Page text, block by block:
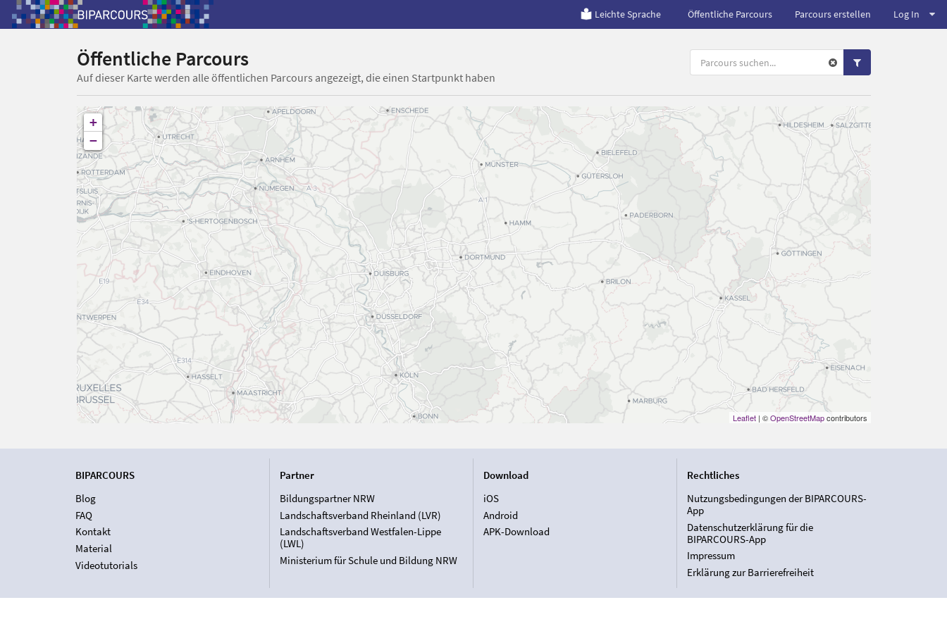
Leichte Sprache Öffentliche Parcours Parcours erstellen Log In
Öffentliche Parcours
Auf dieser Karte werden alle öffentlichen Parcours angezeigt, die einen Startpunkt haben
+
−
Leaflet| ©OpenStreetMapcontributors
BIPARCOURS
Blog
FAQ
Kontakt
Material
Videotutorials
Partner
Bildungspartner NRW
Landschaftsverband Rheinland (LVR)
Landschaftsverband Westfalen-Lippe
(LWL)
Ministerium für Schule und Bildung NRW
Download
iOS
Android
APK-Download
Rechtliches
Nutzungsbedingungen der BIPARCOURS-
App
Datenschutzerklärung für die
BIPARCOURS-App
Impressum
Erklärung zur Barrierefreiheit